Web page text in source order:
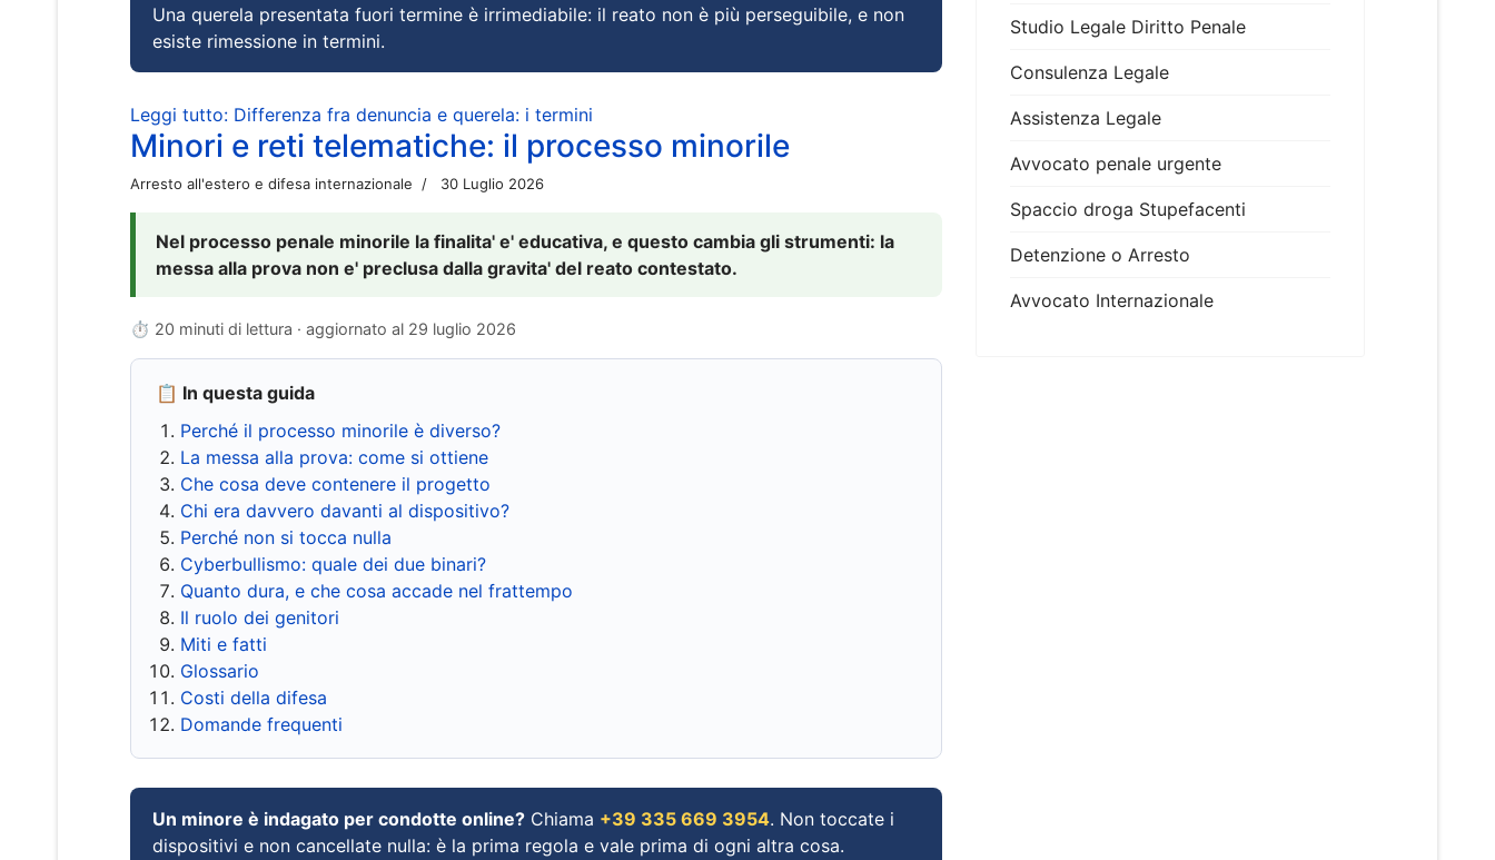
Una querela presentata fuori termine è irrimediabile: il reato non è più perseguibile, e non
esiste rimessione in termini.
Leggi tutto: Differenza fra denuncia e querela: i termini
Minori e reti telematiche: il processo minorile
Arresto all'estero e difesa internazionale 30 Luglio 2026
Nel processo penale minorile la finalita' e' educativa, e questo cambia gli strumenti: la
messa alla prova non e' preclusa dalla gravita' del reato contestato.
⏱ 20 minuti di lettura · aggiornato al 29 luglio 2026
📋 In questa guida
Perché il processo minorile è diverso?
La messa alla prova: come si ottiene
Che cosa deve contenere il progetto
Chi era davvero davanti al dispositivo?
Perché non si tocca nulla
Cyberbullismo: quale dei due binari?
Quanto dura, e che cosa accade nel frattempo
Il ruolo dei genitori
Miti e fatti
Glossario
Costi della difesa
Domande frequenti
Un minore è indagato per condotte online? Chiama +39 335 669 3954. Non toccate i
dispositivi e non cancellate nulla: è la prima regola e vale prima di ogni altra cosa.
Studio Legale Diritto Penale
Consulenza Legale
Assistenza Legale
Avvocato penale urgente
Spaccio droga Stupefacenti
Detenzione o Arresto
Avvocato Internazionale